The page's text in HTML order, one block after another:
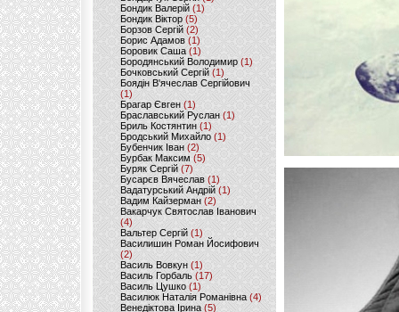
Бондик Валерій (1)
Бондик Віктор(5)
Борзов Сергiй (2)
Борис Адамов(1)
Боровик Саша (1)
Бородянський Володимир (1)
Бочковський Сергій (1)
Боядін В'ячеслав Сергійович
(1)
Брагар Євген (1)
Браславський Руслан (1)
Бриль Костянтин (1)
Бродський Михайло (1)
Бубенчик Іван(2)
Бурбак Максим (5)
Буряк Сергій (7)
Бусарєв Вячеслав (1)
Вадатурський Андрій (1)
Вадим Кайзерман (2)
Вакарчук Святослав Іванович
(4)
Вальтер Сергій (1)
Василишин Роман Йосифович
(2)
Василь Вовкун (1)
Василь Горбаль (17)
Василь Цушко (1)
Василюк Наталія Романівна (4)
Венедіктова Ірина(5)